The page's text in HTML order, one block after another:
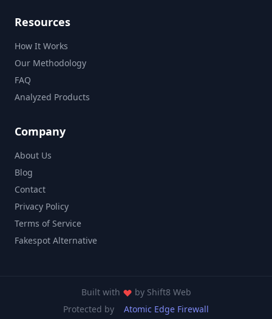
Resources
How It Works
Our Methodology
FAQ
Analyzed Products
Company
About Us
Blog
Contact
Privacy Policy
Terms of Service
Fakespot Alternative
Built with by Shift8 Web
Protected by
Atomic Edge Firewall